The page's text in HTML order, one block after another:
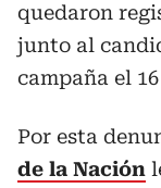
quedaron
junto al
campaña el
Por esta
de la Nación